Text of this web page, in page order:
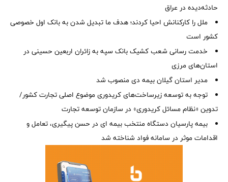
حادثه‌دیده در عراق
ملل را کارکنانش احیا کردند؛ هدف ما تبدیل شدن به بانک اول خصوصی
کشور است
خدمت رسانی شعب کشیک بانک سپه به زائران اربعین حسینی در
استان‌‌های مرزی
‌مدیر استان گیلان بیمه دی منصوب شد
توجه به توسعه زیرساخت‌های کریدوری موضوع اصلی تجارت کشور/
تدوین «نظام مسائل کریدوری» در سازمان توسعه تجارت
بیمه پارسیان دستگاه منتخب بیمه ای در حسن پیگیری، تعامل و
اقدامات موثر در سامانه فواد شناخته شد